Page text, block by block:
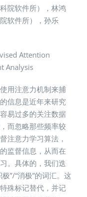
院软件所），林鸿
软件所），孙乐
Attention
Analysis
用注意力机制来捕
信息是近年来研究
易过多的关注数据
而忽略那些频率较
注意力学习算法，
监督信息，从而在
。具体的，我们迭
”/“消极”的词汇。这
殊标记替代，并记